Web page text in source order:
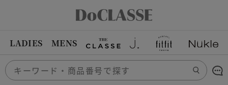
LADIES MENS